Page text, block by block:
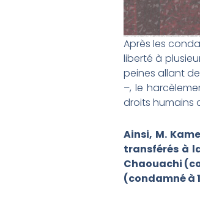
Après les
liberté à
peines allant
–, le
droits humains
Ainsi, M.
transférés à
Chaouachi
(condamné à